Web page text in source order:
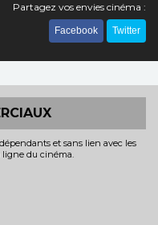
Partagez vos envies cinéma :
Facebook Twitter
et sans lien avec les
ligne du cinéma.